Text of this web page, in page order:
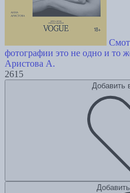
фотографии это не одно и то
Аристова А.
2615
Добавить